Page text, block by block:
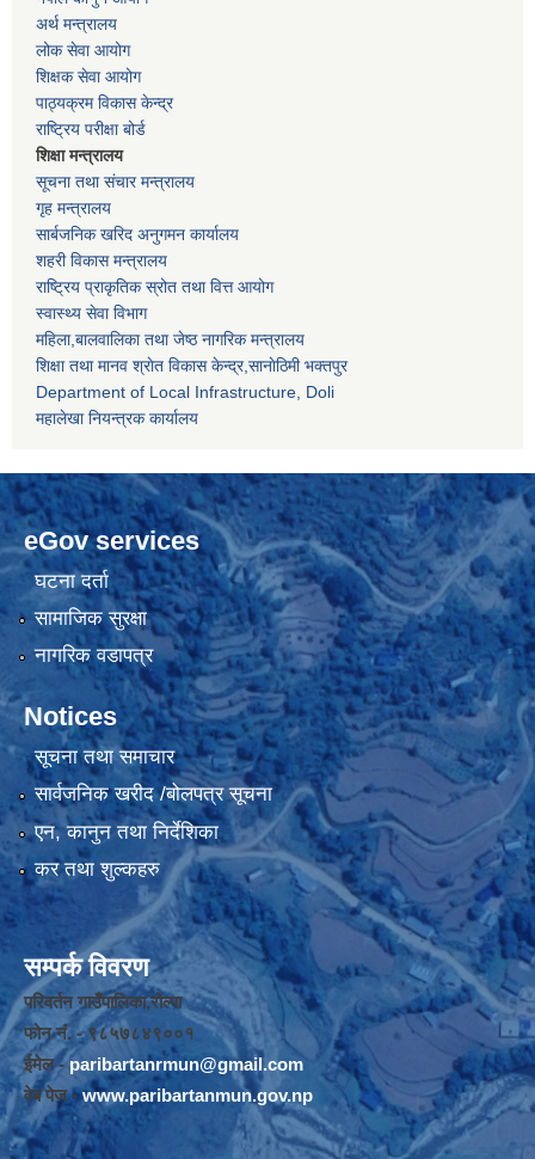
अर्थ मन्त्रालय
लोक सेवा आयोग
शिक्षक सेवा आयोग
पाठ्यक्रम विकास केन्द्र
राष्ट्रिय परीक्षा बोर्ड
शिक्षा मन्त्रालय
सूचना तथा संचार मन्त्रालय
गृह मन्त्रालय
सार्बजनिक खरिद अनुगमन कार्यालय
शहरी विकास मन्त्रालय
राष्ट्रिय प्राकृतिक स्रोत तथा वित्त आयोग
स्वास्थ्य सेवा विभाग
महिला,बालवालिका तथा जेष्ठ नागरिक मन्त्रालय
शिक्षा तथा मानव श्राेत विकास केन्द्र,सानाेठिमी भक्तपुर
Department of Local Infrastructure, Doli
महालेखा नियन्त्रक कार्यालय
eGov services
घटना दर्ता
सामाजिक सुरक्षा
नागरिक वडापत्र
Notices
सूचना तथा समाचार
सार्वजनिक खरीद /बोलपत्र सूचना
एन, कानुन तथा निर्देशिका
कर तथा शुल्कहरु
सम्पर्क विवरण
परिवर्तन गाउँपालिका,रोल्पा
फोन नंं. - ९८५७८४९००१
ईमेल -paribartanrmun@gmail.com
वेब पेज -www.paribartanmun.gov.np